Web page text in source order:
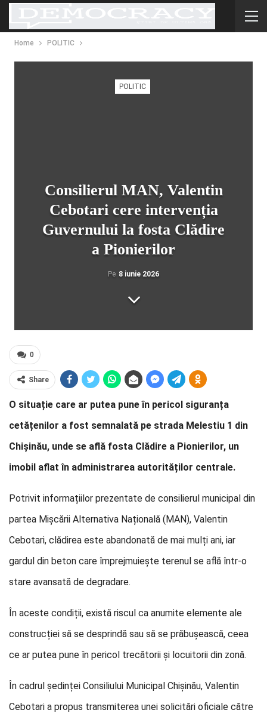
Home POLITIC
POLITIC
Consilierul MAN, Valentin
Cebotari cere intervenția
Guvernului la fosta Clădire
a Pionierilor
Pe 8 iunie 2026
0
Share
O situație care ar putea pune în pericol siguranța
cetățenilor a fost semnalată pe strada Melestiu 1 din
Chișinău, unde se află fosta Clădire a Pionierilor, un
imobil aflat în administrarea autorităților centrale.
Potrivit informațiilor prezentate de consilierul municipal din
partea Mișcării Alternativa Națională (MAN), Valentin
Cebotari, clădirea este abandonată de mai mulți ani, iar
gardul din beton care împrejmuiește terenul se află într-o
stare avansată de degradare.
În aceste condiții, există riscul ca anumite elemente ale
construcției să se desprindă sau să se prăbușească, ceea
ce ar putea pune în pericol trecătorii și locuitorii din zonă.
În cadrul ședinței Consiliului Municipal Chișinău, Valentin
Cebotari a propus transmiterea unei solicitări oficiale către